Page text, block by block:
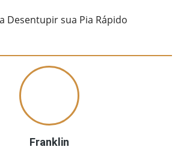
Desentupir sua Pia Rápido
Franklin